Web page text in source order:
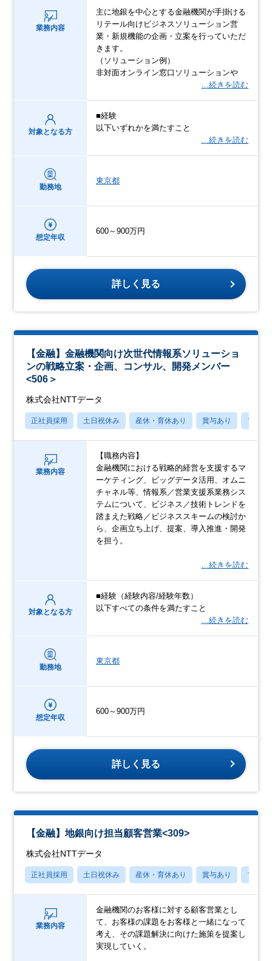
業務内容
主に地銀を中心とする金融機関が手掛ける
リテール向けビジネスソリューション営
業・新規機能の企画・立案を行っていただ
きます。
（ソリューション例）
非対面オンライン窓口ソリューションや
…続きを読む
対象となる方
■経験
以下いずれかを満たすこと
…続きを読む
勤務地
東京都
想定年収
600～900万円
詳しく見る
【金融】金融機関向け次世代情報系ソリューショ
ンの戦略立案・企画、コンサル、開発メンバー
<506＞
株式会社NTTデータ
正社員採用 土日祝休み 産休・育休あり 賞与あり フレッ
業務内容
【職務内容】
金融機関における戦略的経営を支援するマ
ーケティング、ビッグデータ活用、オムニ
チャネル等、情報系／営業支援系業務シス
テムについて、ビジネス／技術トレンドを
踏まえた戦略／ビジネススキームの検討か
ら、企画立ち上げ、提案、導入推進・開発
を担う。
…続きを読む
対象となる方
■経験（経験内容/経験年数）
以下すべての条件を満たすこと
…続きを読む
勤務地
東京都
想定年収
600～900万円
詳しく見る
【金融】地銀向け担当顧客営業<309>
株式会社NTTデータ
正社員採用 土日祝休み 産休・育休あり 賞与あり フレッ
業務内容
金融機関のお客様に対する顧客営業とし
て、お客様の課題をお客様と一緒になって
考え、その課題解決に向けた施策を提案し
実現していく。